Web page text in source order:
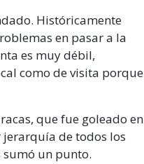
Históricamente
en pasar a la
es muy débil,
como de visita porque
que fue goleado en
jerarquía de todos los
sumó un punto.